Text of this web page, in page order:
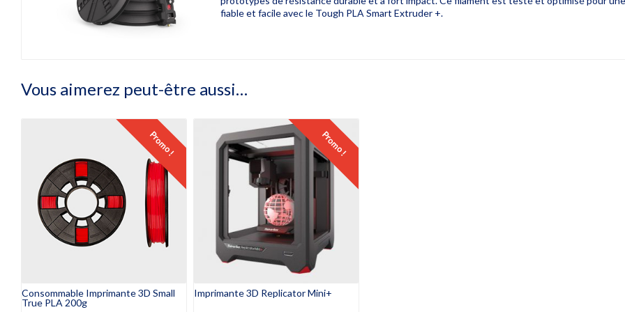
fiable et facile avec le Tough PLA Smart Extruder +.
Vous aimerez peut-être aussi…
Promo !
Consommable Imprimante 3D Small
True PLA 200g
Promo !
Imprimante 3D Replicator Mini+